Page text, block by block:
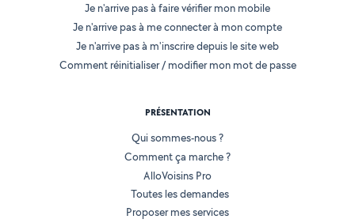
Je n'arrive pas à faire vérifier mon mobile
Je n'arrive pas à me connecter à mon compte
Je n'arrive pas à m'inscrire depuis le site web
Comment réinitialiser / modifier mon mot de passe
PRÉSENTATION
Qui sommes-nous ?
Comment ça marche ?
AlloVoisins Pro
Toutes les demandes
Proposer mes services